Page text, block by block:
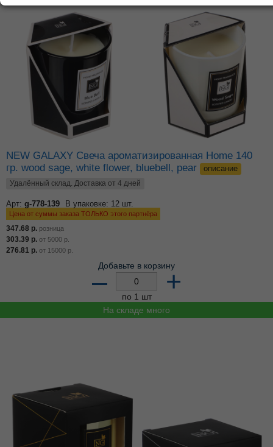
NEW GALAXY Свеча ароматизированная Home 140
гр. wood sage, white flower, bluebell, pear
описание
Удалённый склад. Доставка от 4 дней
Арт: g-778-139 В упаковке: 12 шт.
Цена от суммы заказа ТОЛЬКО этого партнёра
347.68 р. розница
303.39 р. от 5000 р.
276.81 р. от 15000 р.
Добавьте в корзину
– +
по 1 шт
На складе много